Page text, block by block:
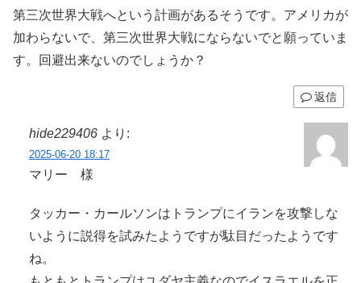
第三次世界大戦へという計画があるそうです。アメリカが
加わらないで、第三次世界大戦にならないでと願っていま
す。回避出来ないのでしょうか？
返信
hide229406 より:
2025-06-20 18:17
マリー 様
タッカー・カールソンはトランプにイランを攻撃しな
いように説得を試みたようですが駄目だったようです
ね。